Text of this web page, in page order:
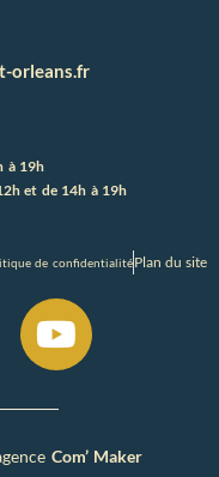
orleans.fr
à 19h
et de 14h à 19h
de confidentialitéPlan du site
Com’ Maker